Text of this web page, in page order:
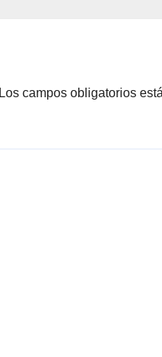
Los campos obligatorios